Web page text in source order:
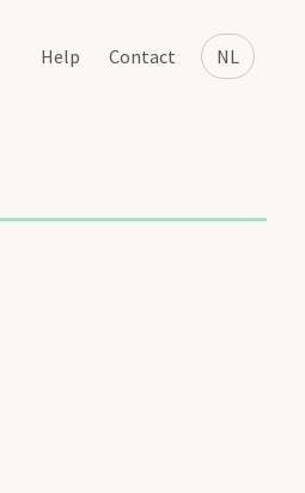
NL
Help Contact